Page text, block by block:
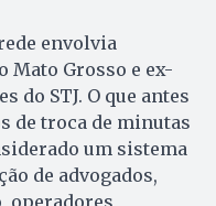
envolvia
Mato Grosso e ex-
do STJ. O que antes
de troca de minutas
um sistema
de advogados,
operadores